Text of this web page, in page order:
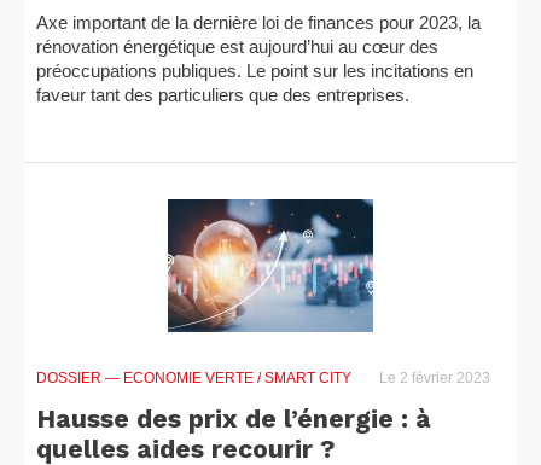
Axe important de la dernière loi de finances pour 2023, la
rénovation énergétique est aujourd’hui au cœur des
préoccupations publiques. Le point sur les incitations en
faveur tant des particuliers que des entreprises.
DOSSIER — ECONOMIE VERTE / SMART CITY Le 2 février 2023
Hausse des prix de l’énergie : à
quelles aides recourir ?